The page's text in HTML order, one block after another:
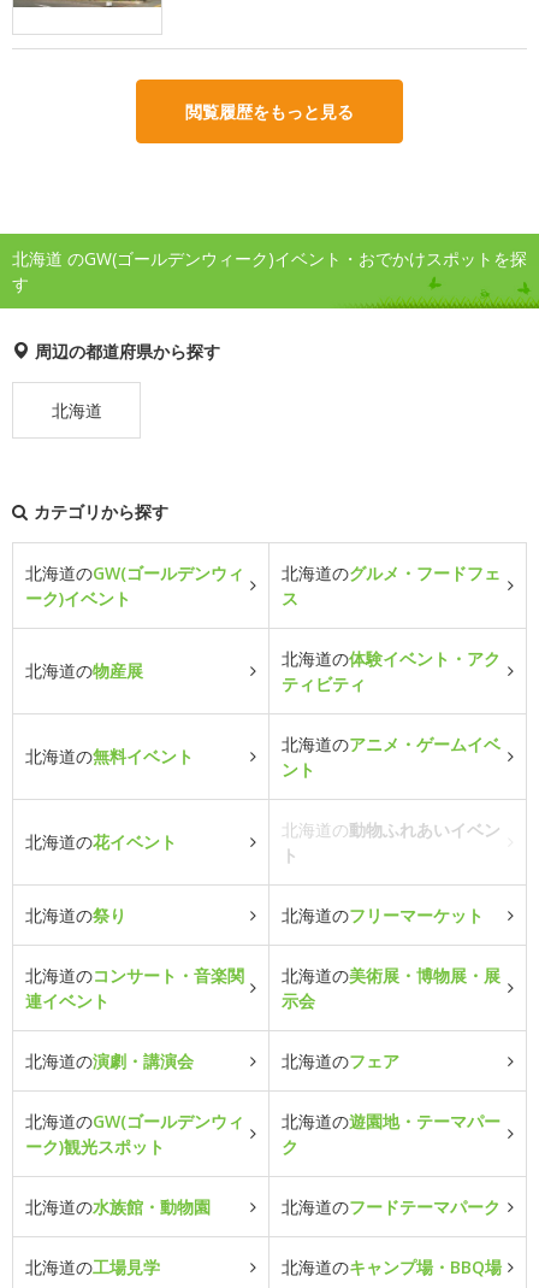
閲覧履歴をもっと見る
北海道 のGW(ゴールデンウィーク)イベント・おでかけスポットを探
す
周辺の都道府県から探す
北海道
カテゴリから探す
北海道のGW(ゴールデンウィ
ーク)イベント
北海道のグルメ・フードフェ
ス
北海道の物産展
北海道の体験イベント・アク
ティビティ
北海道の無料イベント
北海道のアニメ・ゲームイベ
ント
北海道の花イベント
北海道の動物ふれあいイベン
ト
北海道の祭り 北海道のフリーマーケット
北海道のコンサート・音楽関
連イベント
北海道の美術展・博物展・展
示会
北海道の演劇・講演会 北海道のフェア
北海道のGW(ゴールデンウィ
ーク)観光スポット
北海道の遊園地・テーマパー
ク
北海道の水族館・動物園 北海道のフードテーマパーク
北海道の工場見学 北海道のキャンプ場・BBQ場